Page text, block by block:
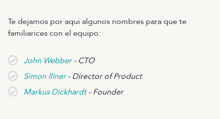
Te dejamos por aqui algunos nombres para que te
familiarices con el equipo:
John Webber - CTO
Simon Illner - Director of Product
Markus Dickhardt - Founder